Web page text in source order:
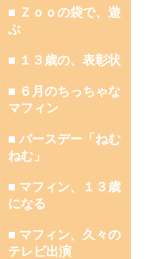
■ Ｚｏｏの袋で、遊
ぶ
■ １３歳の、表彰状
■ ６月のちっちゃな
マフィン
■ バースデー「ねむ
ねむ」
■ マフィン、１３歳
になる
■ マフィン、久々の
テレビ出演